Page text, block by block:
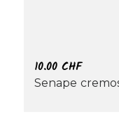
10.00 CHF
Senape